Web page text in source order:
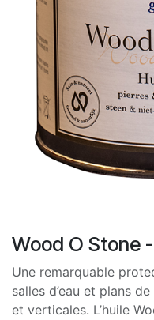
Wood O Stone
Une remarquable
salles d’eau et plans
et verticales. L’huile